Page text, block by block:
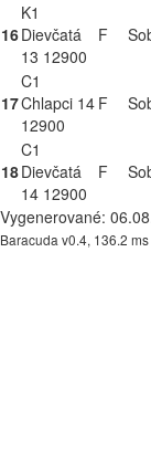
16
K1
Dievčatá
13 12900
F
17
C1
Chlapci 14
12900
F
18
C1
Dievčatá
14 12900
F
Vygenerované:
Baracuda v0.4, 136.2 ms